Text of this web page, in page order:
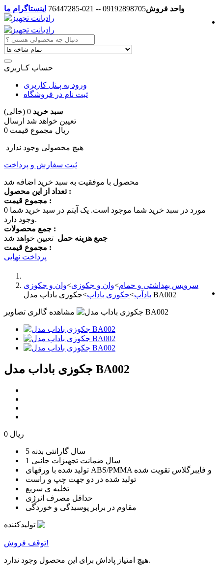
واحد فروش09192898705 -- 021-76447285 اینستاگرام ما
حساب کـاربری
ورود به پـنل کاربری
ثبت نام در فروشگاه
سبد خرید 0 (خالی)
تعیین خواهد شد ارسال
0 ریال مجموع قیمت
هیچ محصولی وجود ندارد
ثبت سفارش و پرداخت
محصول با موفقیت به سبد خرید اضافه شد
تعداد از این محصول :
مجموع قیمت :
0
مورد در سبد خرید شما موجود است. یک آیتم در سبد خرید شما
وجود دارد.
جمع محصولات :
جمع هزینه حمل تعیین خواهد شد
مجموع قیمت :
پرداخت نهایی
سرویس بهداشتی و حمام>وان و جکوزی>وان و جکوزی
بادآب>جکوزی باداب> جکوزی باداب مدل BA002
مشاهده گالری تصاویر
جکوزی باداب مدل BA002
0 ریال
5 سال گارانتی بدنه
1 سال ضمانت تجهیزات جانبی
تولید شده با ورقهای ABS/PMMA و فایبرگلاس تقویت شده
تولید شده در دو جهت چپ و راست
تخلیه ی سریع
حداقل مصرف انرژی
مقاوم در برابر پوسیدگی و خوردگی
تولیدکننده
توقف فروش!
هیچ امتیاز پاداش برای این محصول وجود ندارد.